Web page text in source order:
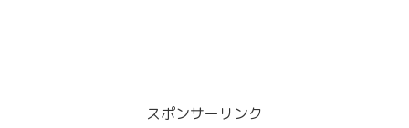
スポンサーリンク